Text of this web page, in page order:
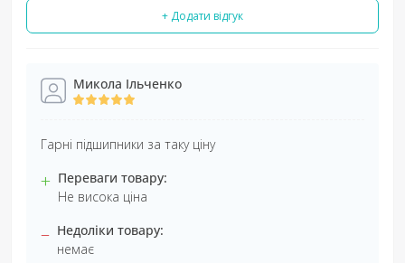
+ Додати відгук
Микола Ільченко
Гарні підшипники за таку ціну
+ Переваги товару:
Не висока ціна
– Недоліки товару:
немає